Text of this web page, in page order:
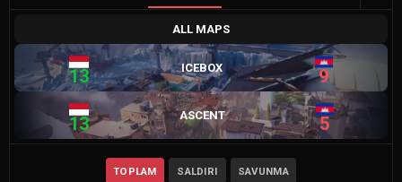
ALL MAPS
13 ICEBOX 9
13 ASCENT 5
TOPLAM SALDIRI SAVUNMA